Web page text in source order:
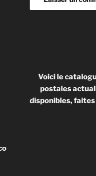
Voici le
postales
disponibles,